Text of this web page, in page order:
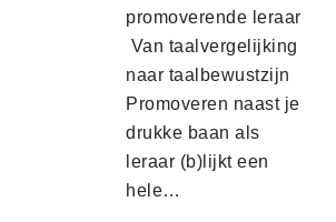
promoverende leraar
Van taalvergelijking
naar taalbewustzijn
Promoveren naast je
drukke baan als
leraar (b)lijkt een
hele…